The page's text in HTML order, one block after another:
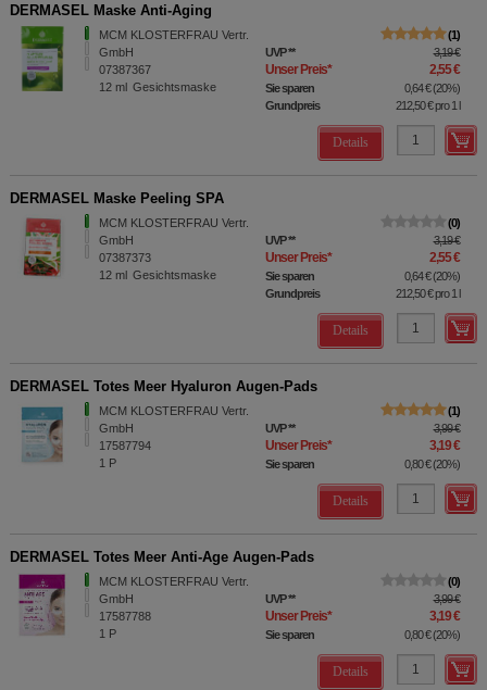
DERMASEL Maske Anti-Aging
MCM KLOSTERFRAU Vertr.
GmbH
07387367
12 ml Gesichtsmaske
1
UVP** 3,19 €
Unser Preis* 2,55 €
Sie sparen 0,64 €(20%)
Grundpreis
212,50 €pro 1 l
Details
DERMASEL Maske Peeling SPA
MCM KLOSTERFRAU Vertr.
GmbH
07387373
12 ml Gesichtsmaske
0
UVP** 3,19 €
Unser Preis* 2,55 €
Sie sparen 0,64 €(20%)
Grundpreis
212,50 €pro 1 l
Details
DERMASEL Totes Meer Hyaluron Augen-Pads
MCM KLOSTERFRAU Vertr.
GmbH
17587794
1 P
1
UVP** 3,99 €
Unser Preis* 3,19 €
Sie sparen 0,80 €(20%)
Details
DERMASEL Totes Meer Anti-Age Augen-Pads
MCM KLOSTERFRAU Vertr.
GmbH
17587788
1 P
0
UVP** 3,99 €
Unser Preis* 3,19 €
Sie sparen 0,80 €(20%)
Details